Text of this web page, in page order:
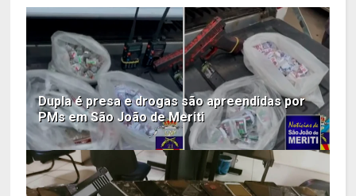
Dupla é presa e drogas são apreendidas por
PMs em São João de Meriti